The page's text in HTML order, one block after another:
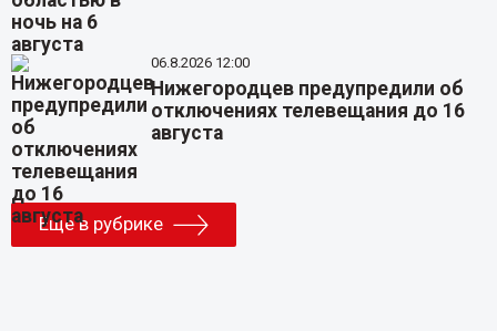
06.8.2026 12:00
Нижегородцев предупредили об
отключениях телевещания до 16
августа
Еще в рубрике